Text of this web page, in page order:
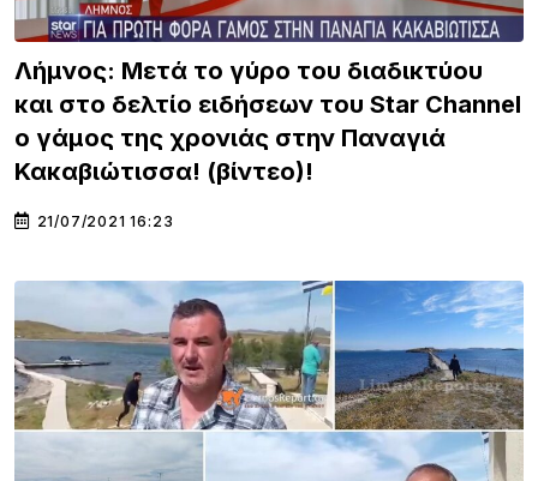
Λήμνος: Μετά το γύρο του διαδικτύου
και στο δελτίο ειδήσεων του Star Channel
ο γάμος της χρονιάς στην Παναγιά
Κακαβιώτισσα! (βίντεο)!
21/07/2021 16:23